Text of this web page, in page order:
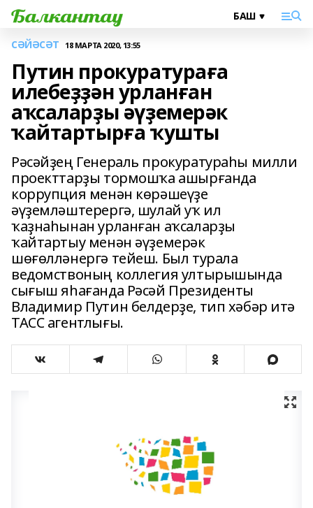
СӘЙӘСӘТ 18 МАРТА 2020, 13:55
Путин прокуратураға
илебеҙҙән урланған
аҡсаларҙы әүҙемерәк
ҡайтартырға ҡушты
Рәсәйҙең Генераль прокуратураһы милли
проекттарҙы тормошҡа ашырғанда
коррупция менән көрәшеүҙе
әүҙемләштерергә, шулай уҡ ил
ҡаҙнаһынан урланған аҡсаларҙы
ҡайтартыу менән әүҙемерәк
шөғөлләнергә тейеш. Был турала
ведомствоның коллегия ултырышында
сығыш яһағанда Рәсәй Президенты
Владимир Путин белдерҙе, тип хәбәр итә
ТАСС агентлығы.